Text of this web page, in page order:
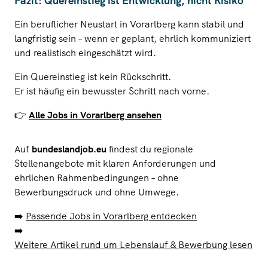
Ein beruflicher Neustart in Vorarlberg kann stabil und
langfristig sein – wenn er geplant, ehrlich kommuniziert
und realistisch eingeschätzt wird.
Ein Quereinstieg ist kein Rückschritt.
Er ist häufig ein bewusster Schritt nach vorne.
👉 Alle Jobs in Vorarlberg ansehen
Auf bundeslandjob.eu findest du regionale
Stellenangebote mit klaren Anforderungen und
ehrlichen Rahmenbedingungen – ohne
Bewerbungsdruck und ohne Umwege.
➡️ Passende Jobs in Vorarlberg entdecken
➡️
Weitere Artikel rund um Lebenslauf & Bewerbung lesen